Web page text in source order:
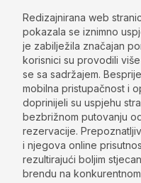
Redizajnirana web
pokazala se iznimno
je zabilježila značajan
korisnici su provodili
se sa sadržajem.
mobilna pristupačnost i
doprinijeli su uspjehu
bezbrižnom putovanju
rezervacije.
i njegova online
rezultirajući boljim
brendu na